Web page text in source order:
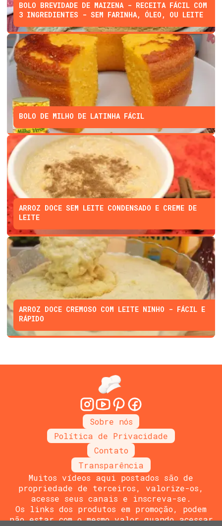
BOLO BREVIDADE DE MAIZENA - RECEITA FÁCIL COM
3 INGREDIENTES - SEM FARINHA, ÓLEO, OU LEITE
BOLO DE MILHO DE LATINHA FÁCIL
ARROZ DOCE SEM LEITE CONDENSADO E CREME DE
LEITE
ARROZ DOCE CREMOSO COM LEITE NINHO - FÁCIL E
RÁPIDO
Sobre nós
Política de Privacidade
Contato
Transparência
Muitos vídeos aqui postados são de
propriedade de terceiros, valorize-os,
acesse seus canais e inscreva-se.
Os links dos produtos em promoção, podem
não estar com o mesmo valor quando acessar